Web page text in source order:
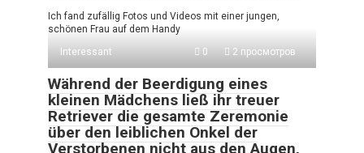
Ich fand zufällig Fotos und Videos mit einer jungen,
schönen Frau auf dem Handy
Interessant
0 2 просмотров
Während der Beerdigung eines
kleinen Mädchens ließ ihr treuer
Retriever die gesamte Zeremonie
über den leiblichen Onkel der
Verstorbenen nicht aus den Augen,